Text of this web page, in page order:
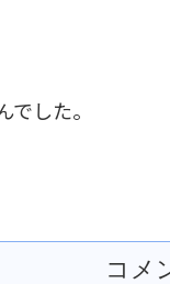
した。
コメ